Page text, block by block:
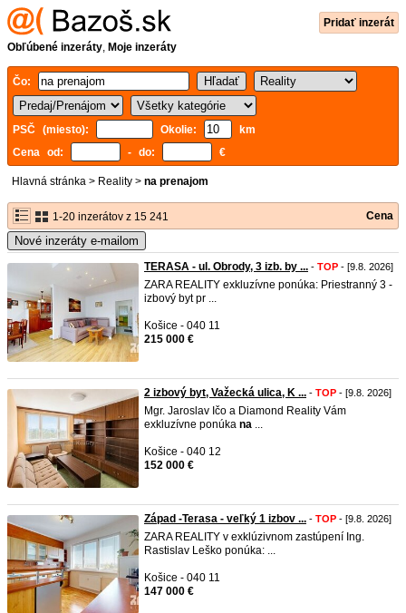
Pridať inzerát
Obľúbené inzeráty, Moje inzeráty
Čo:
PSČ (miesto): Okolie:
km
Cena od:
- do: €
Hlavná stránka > Reality > na prenajom
1-20 inzerátov z 15 241 Cena
Nové inzeráty e-mailom
TERASA - ul. Obrody, 3 izb. by ... - TOP - [9.8. 2026]
ZARA REALITY exkluzívne ponúka: Priestranný 3 -
izbový byt pr ...
Košice - 040 11
215 000 €
2 izbový byt, Važecká ulica, K ... - TOP - [9.8. 2026]
Mgr. Jaroslav Ičo a Diamond Reality Vám
exkluzívne ponúka na ...
Košice - 040 12
152 000 €
Západ -Terasa - veľký 1 izbov ... - TOP - [9.8. 2026]
ZARA REALITY v exklúzivnom zastúpení Ing.
Rastislav Leško ponúka: ...
Košice - 040 11
147 000 €